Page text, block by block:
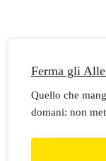
Ferma gli
Quello che
domani: non